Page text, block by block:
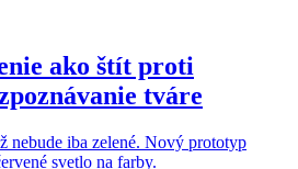
ako štít proti
tváre